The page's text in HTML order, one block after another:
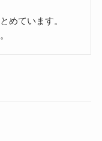
めています。